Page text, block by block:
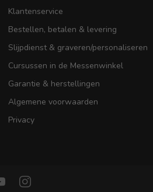
Klantenservice
Bestellen, betalen & levering
Slijpdienst & graveren/personaliseren
Cursussen in de Messenwinkel
Garantie & herstellingen
Algemene voorwaarden
Privacy